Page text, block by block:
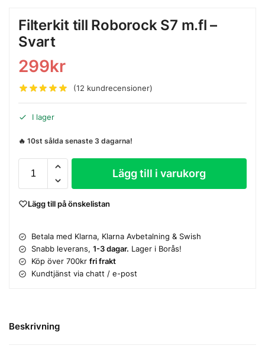
Filterkit till Roborock S7 m.fl –
Svart
299kr
(12 kundrecensioner)
I lager
🔥 10st sålda senaste 3 dagarna!
Lägg till i varukorg
Lägg till på önskelistan
Betala med Klarna, Klarna Avbetalning & Swish
Snabb leverans, 1-3 dagar. Lager i Borås!
Köp över 700kr fri frakt
Kundtjänst via chatt / e-post
Beskrivning